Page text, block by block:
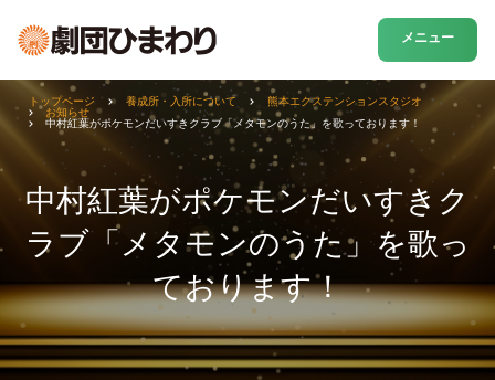
メニュー
中村紅葉がポケモンだいすきク
ラブ「メタモンのうた」を歌っ
ております！
トップページ 養成所・入所について
熊本エクステンションスタジオ
お知らせ
中村紅葉がポケモンだいすきクラブ「メタモンのうた」を歌っております！